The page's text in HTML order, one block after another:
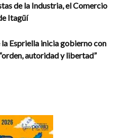
de la Industria, el Comercio
Itagüí
Espriella inicia gobierno con
autoridad y libertad”